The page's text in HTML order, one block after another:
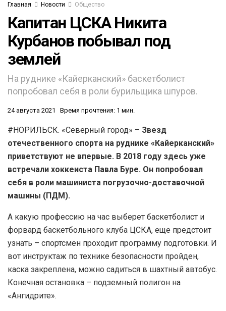
Главная Новости Общество
Капитан ЦСКА Никита
Курбанов побывал под
землей
На руднике «Кайерканский» баскетболист
попробовал себя в роли бурильщика шпуров.
24 августа 2021 Время прочтения: 1 мин.
#НОРИЛЬСК. «Северный город» – Звезд
отечественного спорта на руднике «Кайерканский»
приветствуют не впервые. В 2018 году здесь уже
встречали хоккеиста Павла Буре. Он попробовал
себя в роли машиниста погрузочно-доставочной
машины (ПДМ).
А какую профессию на час выберет баскетболист и
форвард баскетбольного клуба ЦСКА, еще предстоит
узнать – спортсмен проходит программу подготовки. И
вот инструктаж по технике безопасности пройден,
каска закреплена, можно садиться в шахтный автобус.
Конечная остановка – подземный полигон на
«Ангидрите».